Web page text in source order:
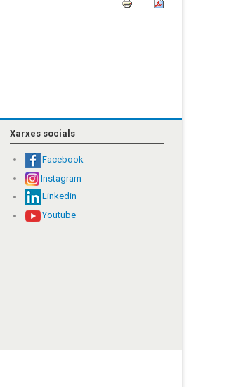
Xarxes socials
Facebook
Instagram
Linkedin
Youtube